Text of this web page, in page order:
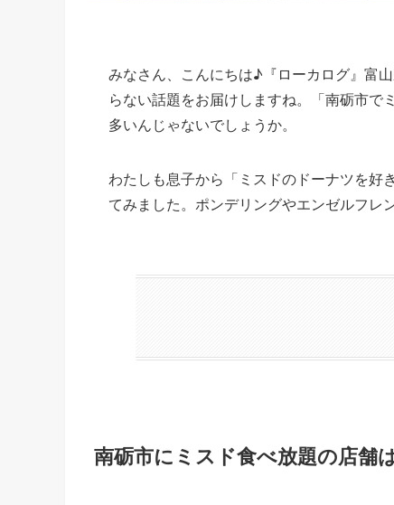
みなさん、こんにちは♪『ローカログ』富
らない話題をお届けしますね。「南砺市で
多いんじゃないでしょうか。
わたしも息子から「ミスドのドーナツを好
てみました。ポンデリングやエンゼルフレ
南砺市にミスド食べ放題の店舗